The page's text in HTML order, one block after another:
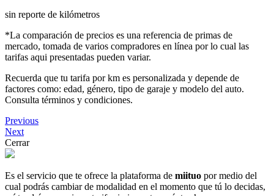
sin reporte de kilómetros
*La comparación de precios es una referencia de primas de
mercado, tomada de varios compradores en línea por lo cual las
tarifas aqui presentadas pueden variar.
Recuerda que tu tarifa por km es personalizada y depende de
factores como: edad, género, tipo de garaje y modelo del auto.
Consulta términos y condiciones.
Previous
Next
Cerrar
Es el servicio que te ofrece la plataforma de miituo por medio del
cual podrás cambiar de modalidad en el momento que tú lo decidas,